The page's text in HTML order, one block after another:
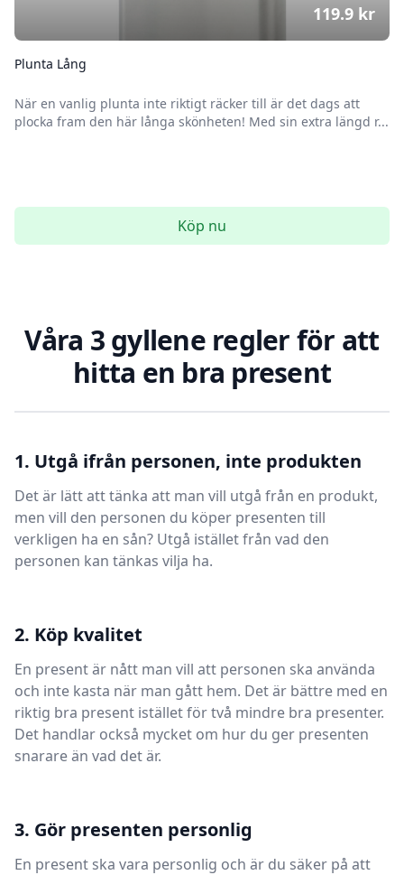
Plunta Lång
När en vanlig plunta inte riktigt räcker till är det dags att
plocka fram den här långa skönheten! Med sin extra längd r...
119.9 kr
Köp nu
Våra 3 gyllene regler för att
hitta en bra present
1. Utgå ifrån personen, inte produkten
Det är lätt att tänka att man vill utgå från en produkt,
men vill den personen du köper presenten till
verkligen ha en sån? Utgå istället från vad den
personen kan tänkas vilja ha.
2. Köp kvalitet
En present är nått man vill att personen ska använda
och inte kasta när man gått hem. Det är bättre med en
riktig bra present istället för två mindre bra presenter.
Det handlar också mycket om hur du ger presenten
snarare än vad det är.
3. Gör presenten personlig
En present ska vara personlig och är du säker på att